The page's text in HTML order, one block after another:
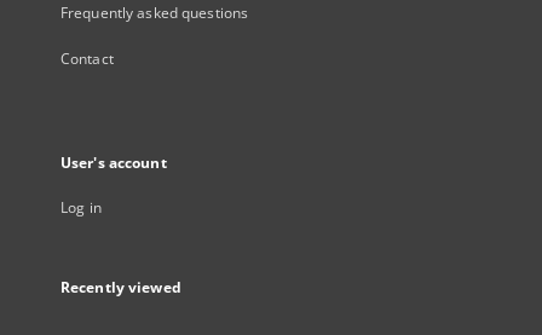
Frequently asked questions
Contact
User's account
Log in
Recently viewed